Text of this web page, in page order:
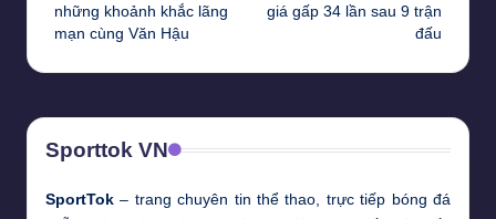
những khoảnh khắc lãng
mạn cùng Văn Hậu
giá gấp 34 lần sau 9 trận
đấu
Sporttok VN
SportTok – trang chuyên tin thể thao, trực tiếp bóng đá